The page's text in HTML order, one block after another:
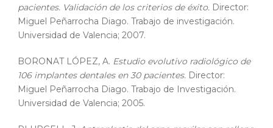
pacientes. Validación de los criterios de éxito. Director:
Miguel Peñarrocha Diago. Trabajo de investigación.
Universidad de Valencia; 2007.
BORONAT LÓPEZ, A. Estudio evolutivo radiológico de
106 implantes dentales en 30 pacientes. Director:
Miguel Peñarrocha Diago. Trabajo de Investigación.
Universidad de Valencia; 2005.